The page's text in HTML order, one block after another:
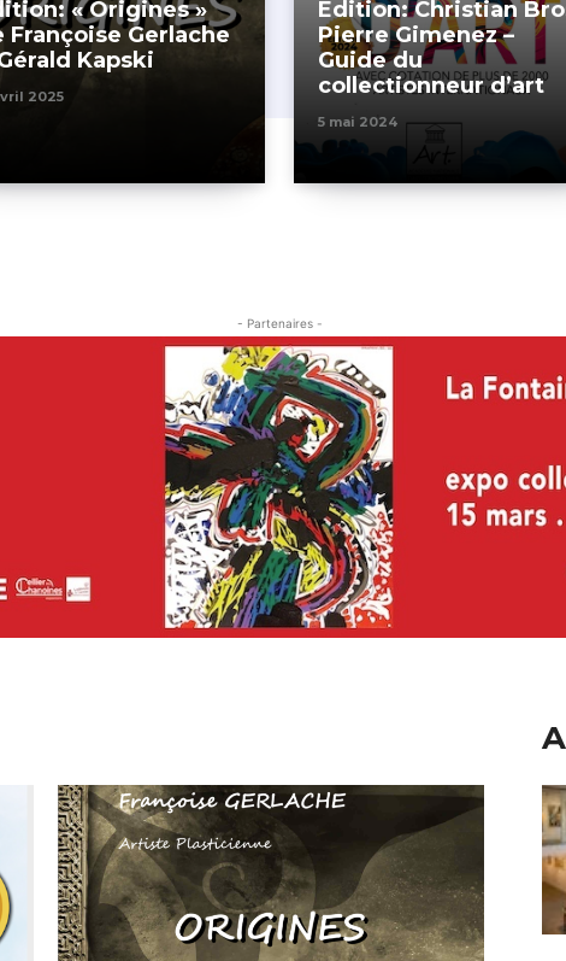
« Origines »
Françoise Gerlache
Kapski
2025
Edition: Christian
Pierre Gimenez –
Guide du
collectionneur d’art
5 mai 2024
- Partenaires -